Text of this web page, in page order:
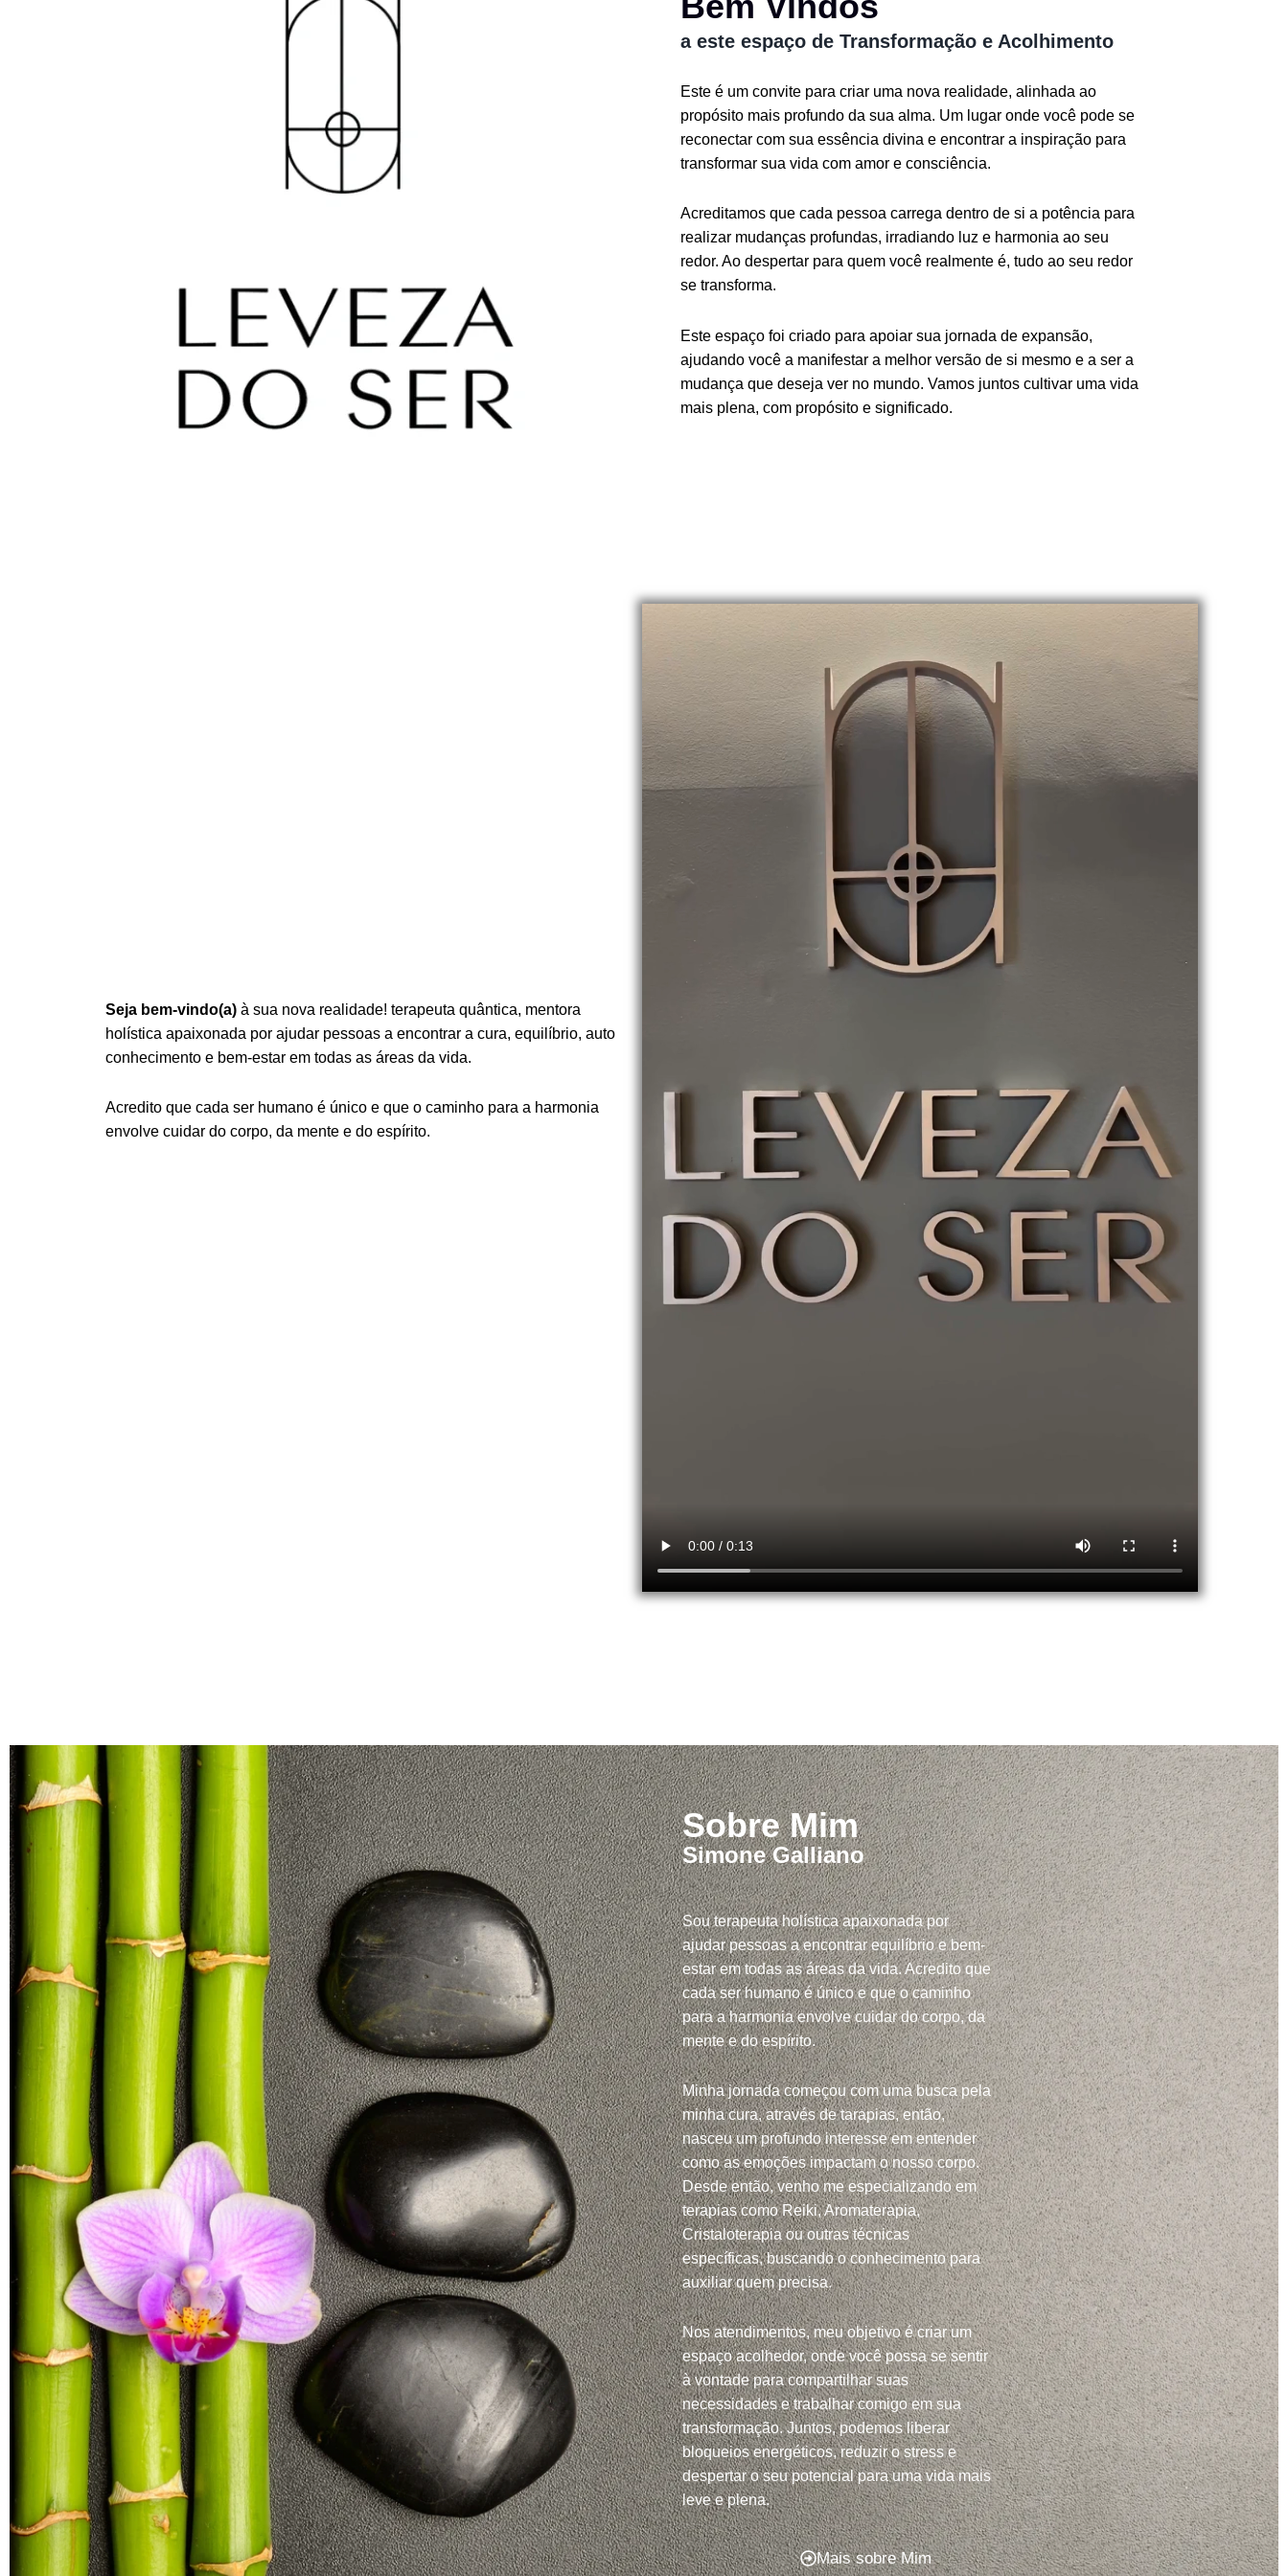
a este espaço de Transformação e Acolhimento
Este é um convite para criar uma nova realidade, alinhada ao
propósito mais profundo da sua alma. Um lugar onde você pode se
reconectar com sua essência divina e encontrar a inspiração para
transformar sua vida com amor e consciência.
Acreditamos que cada pessoa carrega dentro de si a potência para
realizar mudanças profundas, irradiando luz e harmonia ao seu
redor. Ao despertar para quem você realmente é, tudo ao seu redor
se transforma.
Este espaço foi criado para apoiar sua jornada de expansão,
ajudando você a manifestar a melhor versão de si mesmo e a ser a
mudança que deseja ver no mundo. Vamos juntos cultivar uma vida
mais plena, com propósito e significado.
Seja bem-vindo(a) à sua nova realidade! terapeuta quântica, mentora
holística apaixonada por ajudar pessoas a encontrar a cura, equilíbrio, auto
conhecimento e bem-estar em todas as áreas da vida.
Acredito que cada ser humano é único e que o caminho para a harmonia
envolve cuidar do corpo, da mente e do espírito.
Sobre Mim
Simone Galliano
Sou terapeuta holística apaixonada por
ajudar pessoas a encontrar equilíbrio e bem-
estar em todas as áreas da vida. Acredito que
cada ser humano é único e que o caminho
para a harmonia envolve cuidar do corpo, da
mente e do espírito.
Minha jornada começou com uma busca pela
minha cura, através de tarapias, então,
nasceu um profundo interesse em entender
como as emoções impactam o nosso corpo.
Desde então, venho me especializando em
terapias como Reiki, Aromaterapia,
Cristaloterapia ou outras técnicas
específicas, buscando o conhecimento para
auxiliar quem precisa.
Nos atendimentos, meu objetivo é criar um
espaço acolhedor, onde você possa se sentir
à vontade para compartilhar suas
necessidades e trabalhar comigo em sua
transformação. Juntos, podemos liberar
bloqueios energéticos, reduzir o stress e
despertar o seu potencial para uma vida mais
leve e plena.
Mais sobre Mim